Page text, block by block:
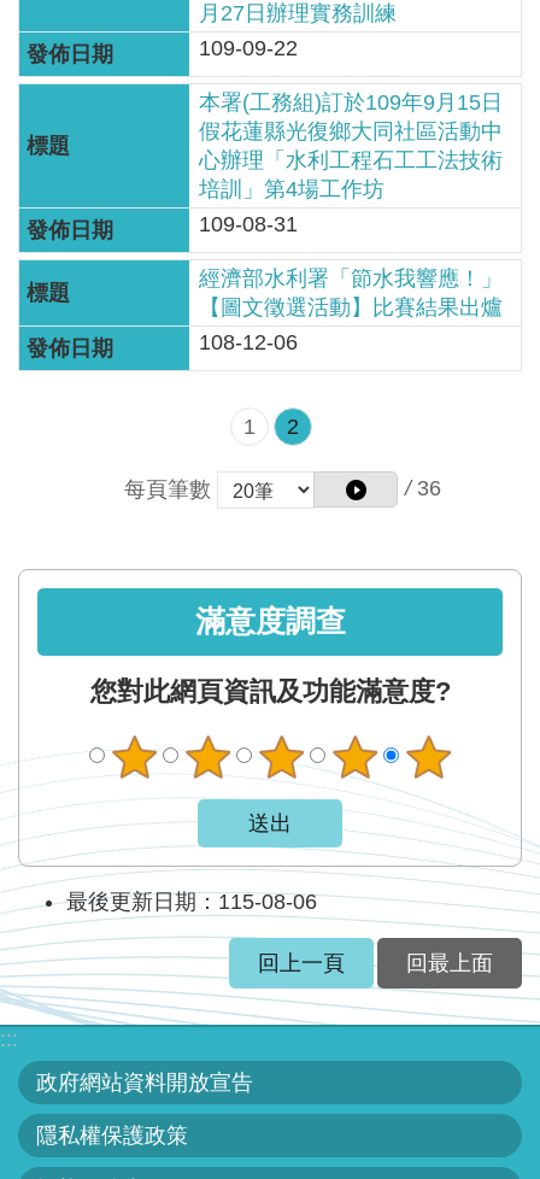
平
專
English
RSS
互
交
流
政
網
開
放
宣
告
隱
私
權
保
護
政
策
月27日辦理實務訓練
109-09-22
本署(工務組)訂於109年9月15日
假花蓮縣光復鄉大同社區活動中
心辦理「水利工程石工工法技術
培訓」第4場工作坊
109-08-31
經濟部水利署「節水我響應！」
【圖文徵選活動】比賽結果出爐
108-12-06
1 2
每頁筆數 / 36
滿意度調查
您對此網頁資訊及功能滿意度?
最後更新日期：115-08-06
回上一頁 回最上面
:::
政府網站資料開放宣告
隱私權保護政策